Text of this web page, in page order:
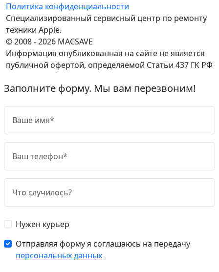
Политика конфиденциальности
Специализированный сервисный центр по ремонту
техники Apple.
© 2008 - 2026 MACSAVE
Информация опубликованная на сайте не является
публичной офертой, определяемой Статьи 437 ГК РФ
Заполните форму. Мы вам перезвоним!
Нужен курьер
Отправляя форму я соглашаюсь на передачу
персональных данных